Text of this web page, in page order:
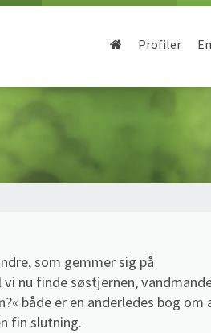
Profiler
som gemmer sig på
nu finde søstjernen,
både er en anderledes bog om
fin slutning.